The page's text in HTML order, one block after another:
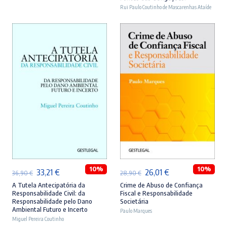
Rui Paulo Coutinho de Mascarenhas Ataíde
36,90€ O
preço
original
era:
33,21 €O
preço
atual
é:
10%
A Tutela Antecipatória da
Responsabilidade Civil: da
Responsabilidade pelo Dano
Ambiental Futuro e Incerto
Miguel Pereira Coutinho
ADICIONAR
28,90€ O
preço
original
era:
26,01 €O
preço
atual
10%
Crime de Abuso de Confiança
Fiscal e Responsabilidade
Societária
Paulo Marques